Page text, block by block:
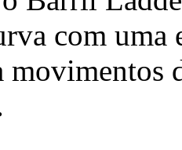
com uma
movimentos